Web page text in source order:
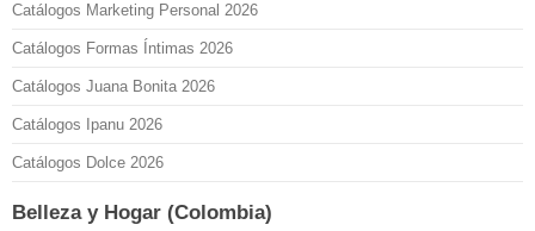
Catálogos Marketing Personal 2026
Catálogos Formas Íntimas 2026
Catálogos Juana Bonita 2026
Catálogos Ipanu 2026
Catálogos Dolce 2026
Belleza y Hogar (Colombia)